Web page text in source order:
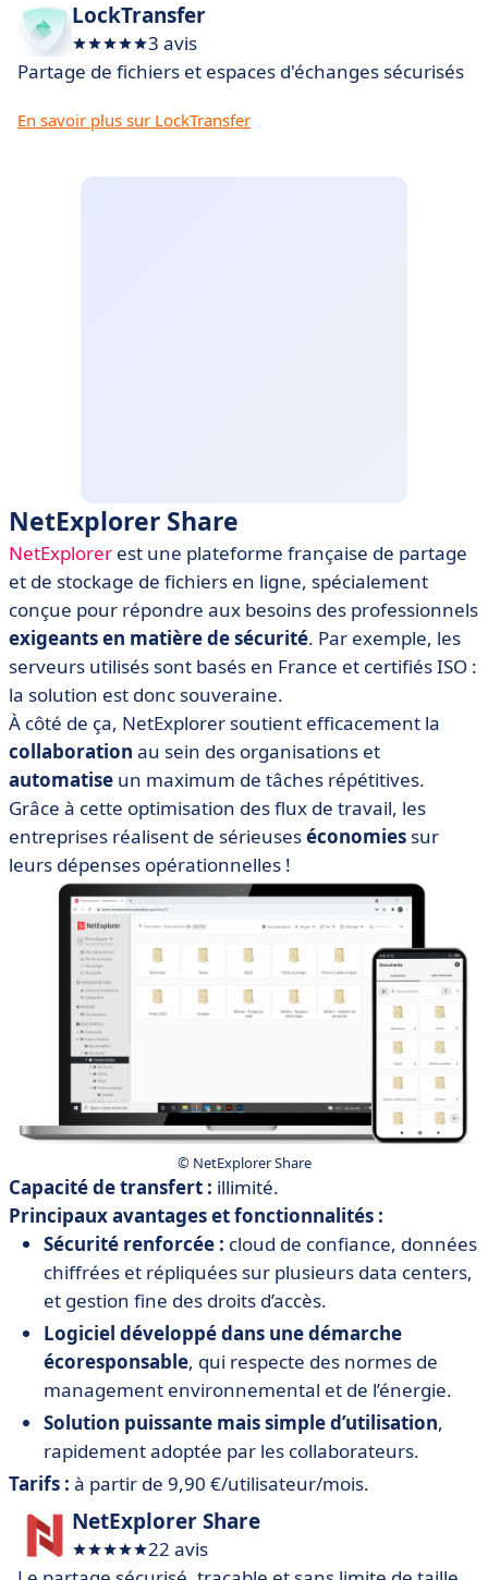
LockTransfer
3 avis
Partage de fichiers et espaces d'échanges sécurisés
En savoir plus sur LockTransfer
NetExplorer Share
NetExplorer est une plateforme française de partage
et de stockage de fichiers en ligne, spécialement
conçue pour répondre aux besoins des professionnels
exigeants en matière de sécurité. Par exemple, les
serveurs utilisés sont basés en France et certifiés ISO :
la solution est donc souveraine.
À côté de ça, NetExplorer soutient efficacement la
collaboration au sein des organisations et
automatise un maximum de tâches répétitives.
Grâce à cette optimisation des flux de travail, les
entreprises réalisent de sérieuseséconomies sur
leurs dépenses opérationnelles !
© NetExplorer Share
Capacité de transfert : illimité.
Principaux avantages et fonctionnalités :
Sécurité renforcée : cloud de confiance, données
chiffrées et répliquées sur plusieurs data centers,
et gestion fine des droits d’accès.
Logiciel développé dans une démarche
écoresponsable, qui respecte des normes de
management environnemental et de l’énergie.
Solution puissante mais simple d’utilisation,
rapidement adoptée par les collaborateurs.
Tarifs : à partir de 9,90 €/utilisateur/mois.
NetExplorer Share
22 avis